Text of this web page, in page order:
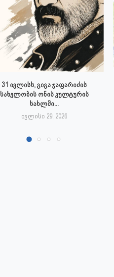
31 ივლისს, გიგა ჯაფარიძის
სახელობის ონის კულტურის
სახლში...
ივლისი 29, 2026